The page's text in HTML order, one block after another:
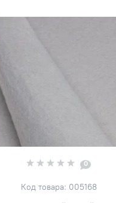
0
Код товара: 005168